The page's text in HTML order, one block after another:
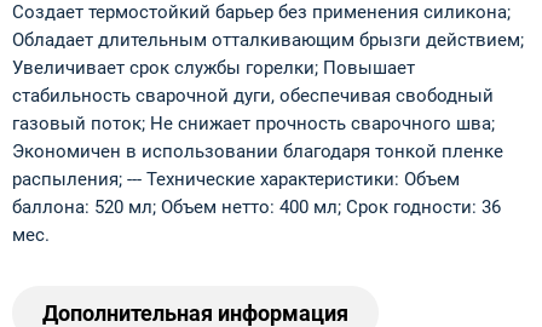
Создает термостойкий барьер без применения силикона;
Обладает длительным отталкивающим брызги действием;
Увеличивает срок службы горелки; Повышает
стабильность сварочной дуги, обеспечивая свободный
газовый поток; Не снижает прочность сварочного шва;
Экономичен в использовании благодаря тонкой пленке
распыления; --- Технические характеристики: Объем
баллона: 520 мл; Объем нетто: 400 мл; Срок годности: 36
мес.
Дополнительная информация